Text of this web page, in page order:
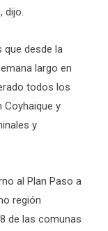
dijo.
que desde la
largo en
todos los
Coyhaique y
y
al Plan Paso a
región
de las comunas